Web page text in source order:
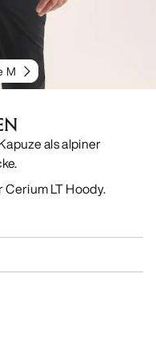
M
als alpiner
LT Hoody.